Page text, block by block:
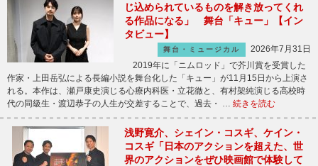
じ込められているものを解き放ってくれ
る作品になる」 舞台「キュー」【イン
タビュー】
舞台・ミュージカル
2026年7月31日
2019年に「ニムロッド」で芥川賞を受賞した
作家・上田岳弘による長編小説を舞台化した「キュー」が11月15日から上演さ
れる。本作は、瀬戸康史演じる心療内科医・立花徹と、有村架純演じる高校時
代の同級生・渡辺恭子の人生が交差することで、過去・ … 続きを読む
浅野寛介、シェイン・コスギ、ケイン・
コスギ「日本のアクションを超えた、世
界のアクションをぜひ映画館で体験して